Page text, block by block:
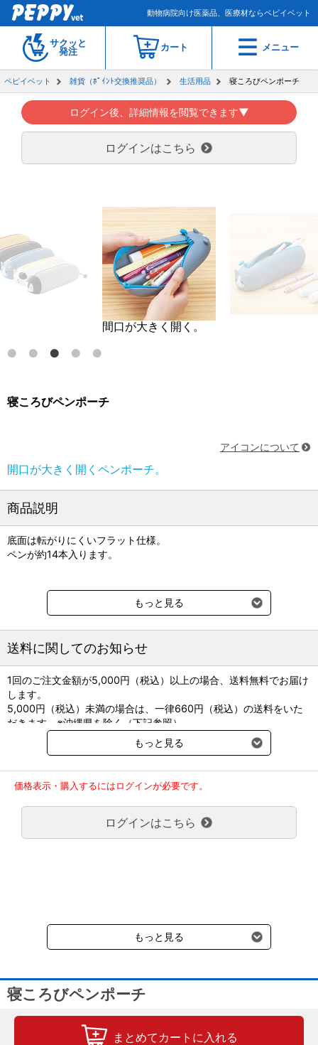
動物病院向け医薬品、医療材ならペピイベット
サクッと
発注
カート メニュー
ペピイベット 雑貨（ﾎﾟｲﾝﾄ交換推奨品） 生活用品 寝ころびペンポーチ
ログイン後、詳細情報を閲覧できます▼
ログインはこちら
間口が大きく開く。
寝ころびペンポーチ
アイコンについて
開口が大きく開くペンポーチ。
商品説明
底面は転がりにくいフラット仕様。
ペンが約14本入ります。
●サイズ：H55×W200×D60mm
（どうぶつの耳の形状によってサイズは若干異なります）
もっと見る
送料に関してのお知らせ
1回のご注文金額が5,000円（税込）以上の場合、送料無料でお届け
します。
5,000円（税込）未満の場合は、一律660円（税込）の送料をいた
だきます。※沖縄県を除く（下記参照）
※2017年11月14日（火）より沖縄県へのお届けにつきましては、1
回のご注文金額（税込）が、30,000円以上で配送無料となります。
ご了承のほどよろしくお願い致します。
弊社都合でお届けが２回以上に分かれる場合の送料負担は、１回分
のみで新たな送料は発生しません。
大型商品送料が必要な商品をご注文の場合は、大型商品送料のみご
負担頂きます。
受けます。
もっと見る
価格表示・購入するにはログインが必要です。
ログインはこちら
もっと見る
寝ころびペンポーチ
まとめてカートに入れる